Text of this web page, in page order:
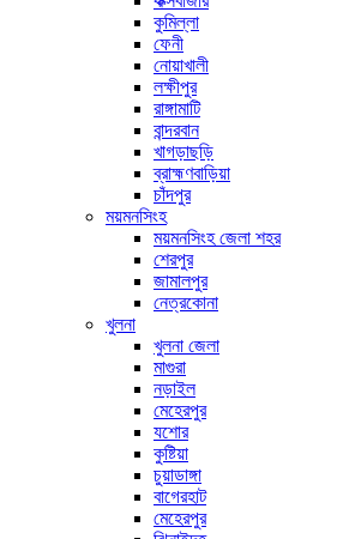
কুমিল্লা
ফেনী
নোয়াখালী
লক্ষীপুর
রাঙ্গামাটি
বান্দরবান
খাগড়াছড়ি
ব্রাহ্মণবাড়িয়া
চাঁদপুর
ময়মনসিংহ
ময়মনসিংহ জেলা শহর
শেরপুর
জামালপুর
নেত্রকোনা
খুলনা
খুলনা জেলা
মাগুরা
নড়াইল
মেহেরপুর
যশোর
কুষ্টিয়া
চুয়াডাঙ্গা
বাগেরহাট
মেহেরপুর